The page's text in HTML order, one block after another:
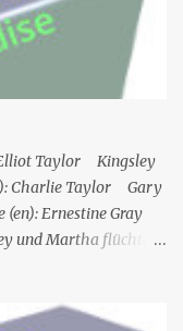
Einziges Problem:
Der
(mit Ausnahme von
mit Hilfe eines
Taylor Kingsley
Charlie Taylor Gary
Ernestine Gray
und Martha flüchten
in seinem